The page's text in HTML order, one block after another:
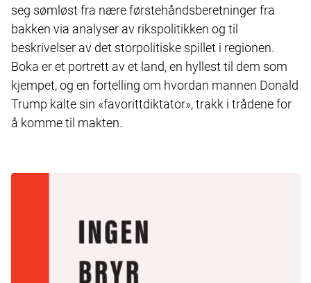
seg sømløst fra nære førstehåndsberetninger fra
bakken via analyser av rikspolitikken og til
beskrivelser av det storpolitiske spillet i regionen.
Boka er et portrett av et land, en hyllest til dem som
kjempet, og en fortelling om hvordan mannen Donald
Trump kalte sin «favorittdiktator», trakk i trådene for
å komme til makten.